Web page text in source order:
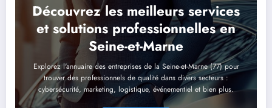
Découvrez les meilleurs services
et solutions professionnelles en
Seine-et-Marne
Explorez l'annuaire des entreprises de la Seine-et-Marne (77) pour
trouver des professionnels de qualité dans divers secteurs :
cybersécurité, marketing, logistique, événementiel et bien plus.